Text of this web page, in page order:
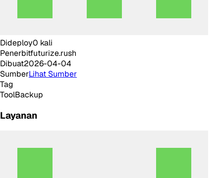
Dideploy0 kali
Penerbitfuturize.rush
Dibuat2026-04-04
SumberLihat Sumber
Tag
ToolBackup
Layanan